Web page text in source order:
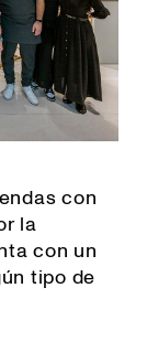
con
la
con un
tipo de